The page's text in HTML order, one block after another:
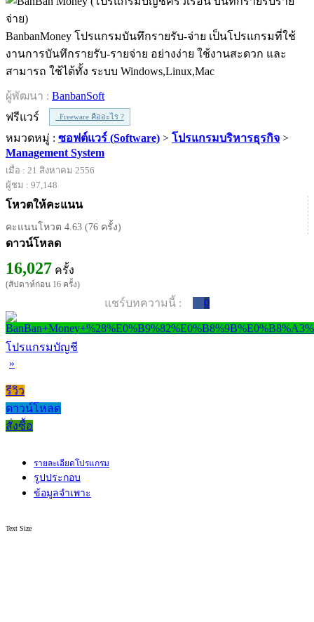
BanbanMoney โปรแกรมบันทึกรายรับ-จ่าย เป็นโปรแกรมที่ใช้
งานการบันทึกรายรับ-รายจ่าย อย่างง่าย ใช้งานสะดวก และ
สามารถ ใช้ได้ทั้ง ระบบ Windows,Linux,Mac
ผู้พัฒนา : BanbanSoft
ฟรีแวร์
Freeware คืออะไร ?
หมวดหมู่ : ซอฟต์แวร์ (Software) > โปรแกรมบริหารธุรกิจ >
Management System
เมื่อ : 21 สิงหาคม 2556
ผู้ชม : 97,148
โหวตให้คะแนน
คะแนนโหวต 4.63 (76 ครั้ง)
ดาวน์โหลด
16,027 ครั้ง
(สัปดาห์ก่อน 16 ครั้ง)
แชร์บทความนี้ : 0
โปรแกรมบัญชี
»
รีวิว
ดาวน์โหลด
สั่งซื้อ
รายละเอียดโปรแกรม
รูปประกอบ
ข้อมูลจำเพาะ
Text Size